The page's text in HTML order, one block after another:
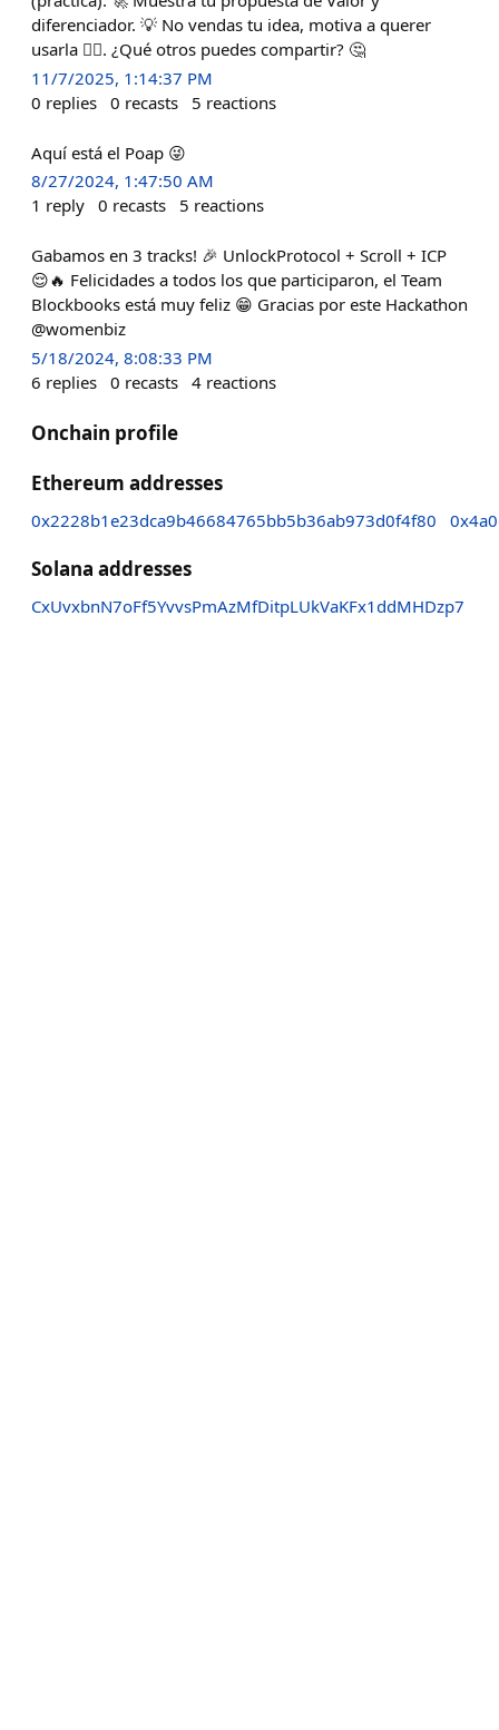
diferenciador. 💡 No vendas tu idea, motiva a querer
usarla 👈🏻. ¿Qué otros puedes compartir? 🤔
11/7/2025, 1:14:37 PM
0 replies 0 recasts 5 reactions
Aquí está el Poap 😜
8/27/2024, 1:47:50 AM
1 reply 0 recasts 5 reactions
Gabamos en 3 tracks! 🎉 UnlockProtocol + Scroll + ICP
😌🔥 Felicidades a todos los que participaron, el Team
Blockbooks está muy feliz 😁 Gracias por este Hackathon
@womenbiz
5/18/2024, 8:08:33 PM
6 replies 0 recasts 4 reactions
Onchain profile
Ethereum addresses
0x2228b1e23dca9b46684765bb5b36ab973d0f4f80
Solana addresses
CxUvxbnN7oFf5YvvsPmAzMfDitpLUkVaKFx1ddMHDzp7